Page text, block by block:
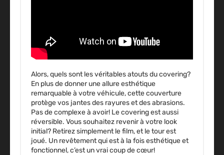
Alors, quels sont les véritables atouts du covering?
En plus de donner une allure esthétique
remarquable à votre véhicule, cette couverture
protège vos jantes des rayures et des abrasions.
Pas de complexe à avoir! Le covering est aussi
réversible. Vous souhaitez revenir à votre look
initial? Retirez simplement le film, et le tour est
joué. Un revêtement qui est à la fois esthétique et
fonctionnel, c’est un vrai coup de cœur!